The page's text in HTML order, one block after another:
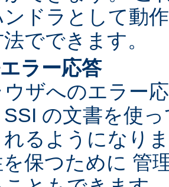
ンドラとして動
でできます。
ラー応答
ウザへのエラー
の文書を使
るようになり
保つために 管